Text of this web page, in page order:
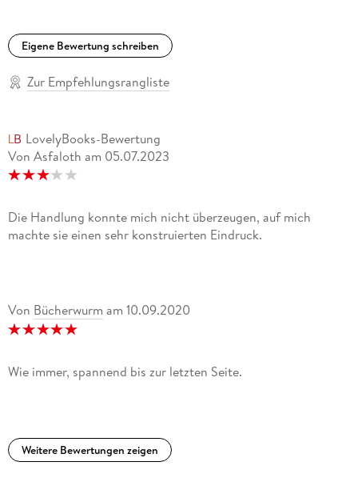
Eigene Bewertung schreiben
Zur Empfehlungsrangliste
LovelyBooks-Bewertung
Von Asfaloth am 05.07.2023
Die Handlung konnte mich nicht überzeugen, auf mich
machte sie einen sehr konstruierten Eindruck.
Von Bücherwurm am 10.09.2020
Wie immer, spannend bis zur letzten Seite.
Weitere Bewertungen zeigen